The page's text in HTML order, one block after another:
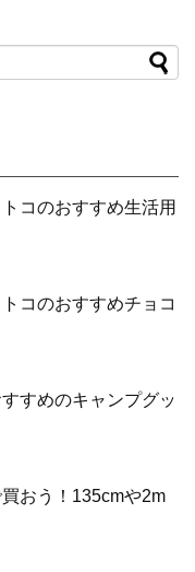
コのおすすめ生活用
コのおすすめチョコ
すめのキャンプグッ
おう！135cmや2m